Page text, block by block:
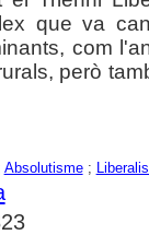
que va
com
però
Absolutisme;